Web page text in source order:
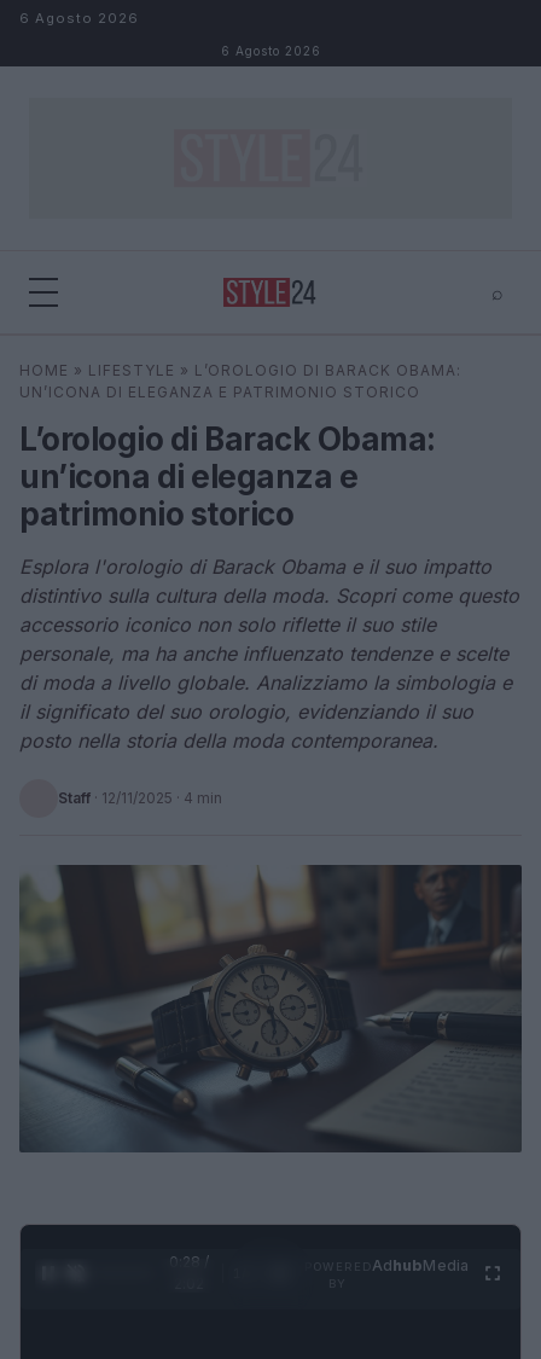
Salta al contenuto
6 Agosto 2026
6 Agosto 2026
⌕
Cerca ⌕
HOME » LIFESTYLE » L’OROLOGIO DI BARACK OBAMA:
UN’ICONA DI ELEGANZA E PATRIMONIO STORICO
L’orologio di Barack Obama:
un’icona di eleganza e
patrimonio storico
Esplora l'orologio di Barack Obama e il suo impatto
distintivo sulla cultura della moda. Scopri come questo
accessorio iconico non solo riflette il suo stile
personale, ma ha anche influenzato tendenze e scelte
di moda a livello globale. Analizziamo la simbologia e
il significato del suo orologio, evidenziando il suo
posto nella storia della moda contemporanea.
Staff · 12/11/2025 · 4 min
0:29 /
AdhubMedia